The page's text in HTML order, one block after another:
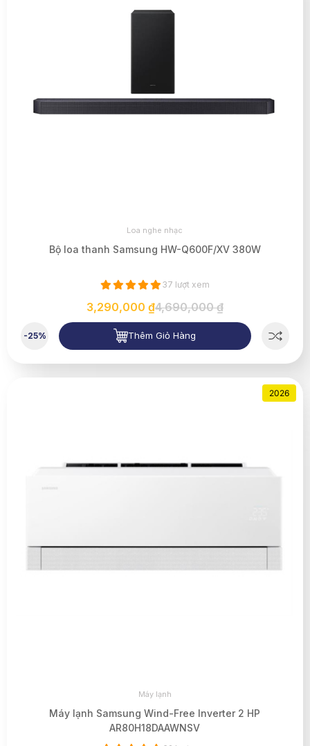
Loa nghe nhạc
Bộ loa thanh Samsung HW-Q600F/XV 380W
37 lượt xem
3,290,000 ₫4,690,000 ₫
-25% Thêm Giỏ Hàng
2026
Máy lạnh
Máy lạnh Samsung Wind-Free Inverter 2 HP
AR80H18DAAWNSV